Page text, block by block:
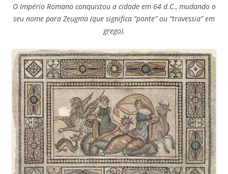
O Império Romano conquistou a cidade em 64 d.C., mudando o
seu nome para Zeugma (que significa “ponte” ou “travessia” em
grego).